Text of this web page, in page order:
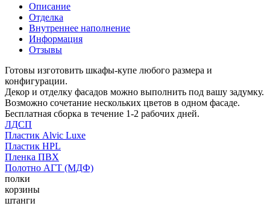
Описание
Отделка
Внутреннее наполнение
Информация
Отзывы
Готовы изготовить шкафы-купе любого размера и
конфигурации.
Декор и отделку фасадов можно выполнить под вашу задумку.
Возможно сочетание нескольких цветов в одном фасаде.
Бесплатная сборка в течение 1-2 рабочих дней.
ЛДСП
Пластик Alvic Luxe
Пластик HPL
Пленка ПВХ
Полотно АГТ (МДФ)
полки
корзины
штанги